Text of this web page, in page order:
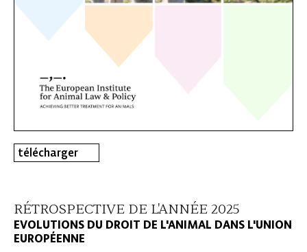
télécharger
RÉTROSPECTIVE DE L'ANNÉE 2025
EVOLUTIONS DU DROIT DE L'ANIMAL DANS L'UNION
EUROPÉENNE